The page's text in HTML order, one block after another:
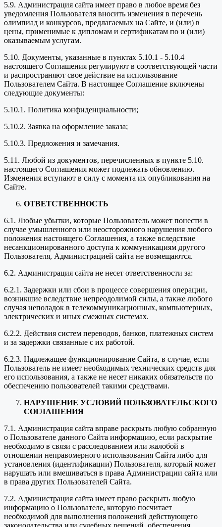
5.9. Администрация сайта имеет право в любое время без
уведомления Пользователя вносить изменения в перечень
олимпиад и конкурсов, предлагаемых на Сайте, и (или) в
цены, применимые к дипломам и сертификатам по и (или)
оказываемым услугам.
5.10. Документы, указанные в пунктах 5.10.1 - 5.10.4
настоящего Соглашения регулируют в соответствующей части
и распространяют свое действие на использование
Пользователем Сайта. В настоящее Соглашение включены
следующие документы:
5.10.1. Политика конфиденциальности;
5.10.2. Заявка на оформление заказа;
5.10.3. Предложения и замечания.
5.11. Любой из документов, перечисленных в пункте 5.10.
настоящего Соглашения может подлежать обновлению.
Изменения вступают в силу с момента их опубликования на
Сайте.
ОТВЕТСТВЕННОСТЬ
6.1. Любые убытки, которые Пользователь может понести в
случае умышленного или неосторожного нарушения любого
положения настоящего Соглашения, а также вследствие
несанкционированного доступа к коммуникациям другого
Пользователя, Администрацией сайта не возмещаются.
6.2. Администрация сайта не несет ответственности за:
6.2.1. Задержки или сбои в процессе совершения операции,
возникшие вследствие непреодолимой силы, а также любого
случая неполадок в телекоммуникационных, компьютерных,
электрических и иных смежных системах.
6.2.2. Действия систем переводов, банков, платежных систем
и за задержки связанные с их работой.
6.2.3. Надлежащее функционирование Сайта, в случае, если
Пользователь не имеет необходимых технических средств для
его использования, а также не несет никаких обязательств по
обеспечению пользователей такими средствами.
НАРУШЕНИЕ УСЛОВИЙ ПОЛЬЗОВАТЕЛЬСКОГО
СОГЛАШЕНИЯ
7.1. Администрация сайта вправе раскрыть любую собранную
о Пользователе данного Сайта информацию, если раскрытие
необходимо в связи с расследованием или жалобой в
отношении неправомерного использования Сайта либо для
установления (идентификации) Пользователя, который может
нарушать или вмешиваться в права Администрации сайта или
в права других Пользователей Сайта.
7.2. Администрация сайта имеет право раскрыть любую
информацию о Пользователе, которую посчитает
необходимой для выполнения положений действующего
законодательства или судебных решений, обеспечения